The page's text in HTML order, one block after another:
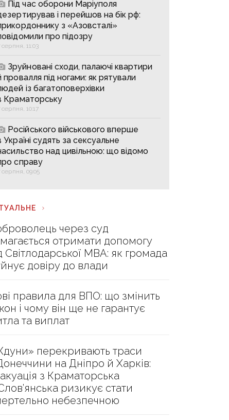
Під час оборони Маріуполя
і перейшов на бік рф:
з «Азовсталі»
про підозру
серпня, 11:03
Зруйновані сходи, палаючі квартири
провалля під ногами: як рятували
із багатоповерхівки
Краматорську
серпня, 10:17
Російського військового вперше
Україні судять за сексуальне
над цивільною: що відомо
справу
серпня, 09:05
через суд
отримати допомогу
Світлодарської МВА: як громада
довіру до влади
правила для ВПО: що змінить
і чому він ще не гарантує
та виплат
перекривають траси
на Дніпро й Харків:
з Краматорська
ризикує стати
небезпечною